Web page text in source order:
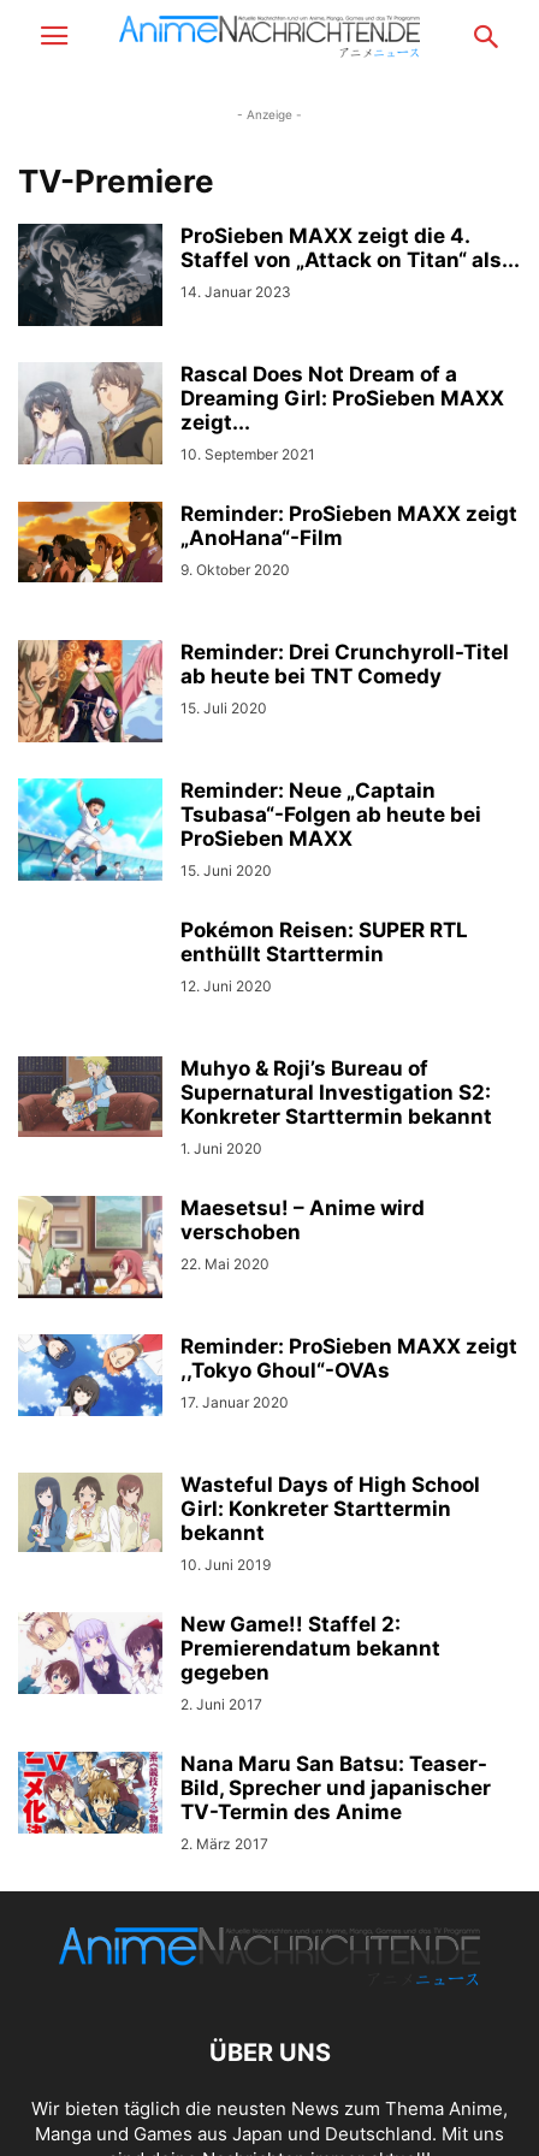
- Anzeige -
TV-Premiere
ProSieben MAXX zeigt die 4.
Staffel von „Attack on Titan“ als...
14. Januar 2023
Rascal Does Not Dream of a
Dreaming Girl: ProSieben MAXX
zeigt...
10. September 2021
Reminder: ProSieben MAXX zeigt
„AnoHana“-Film
9. Oktober 2020
Reminder: Drei Crunchyroll-Titel
ab heute bei TNT Comedy
15. Juli 2020
Reminder: Neue „Captain
Tsubasa“-Folgen ab heute bei
ProSieben MAXX
15. Juni 2020
Pokémon Reisen: SUPER RTL
enthüllt Starttermin
12. Juni 2020
Muhyo & Roji’s Bureau of
Supernatural Investigation S2:
Konkreter Starttermin bekannt
1. Juni 2020
Maesetsu! – Anime wird
verschoben
22. Mai 2020
Reminder: ProSieben MAXX zeigt
,,Tokyo Ghoul“-OVAs
17. Januar 2020
Wasteful Days of High School
Girl: Konkreter Starttermin
bekannt
10. Juni 2019
New Game!! Staffel 2:
Premierendatum bekannt
gegeben
2. Juni 2017
Nana Maru San Batsu: Teaser-
Bild, Sprecher und japanischer
TV-Termin des Anime
2. März 2017
ÜBER UNS
Wir bieten täglich die neusten News zum Thema Anime,
Manga und Games aus Japan und Deutschland. Mit uns